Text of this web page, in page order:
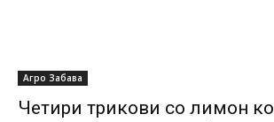
Агро Забава
Четири трикови со лимон